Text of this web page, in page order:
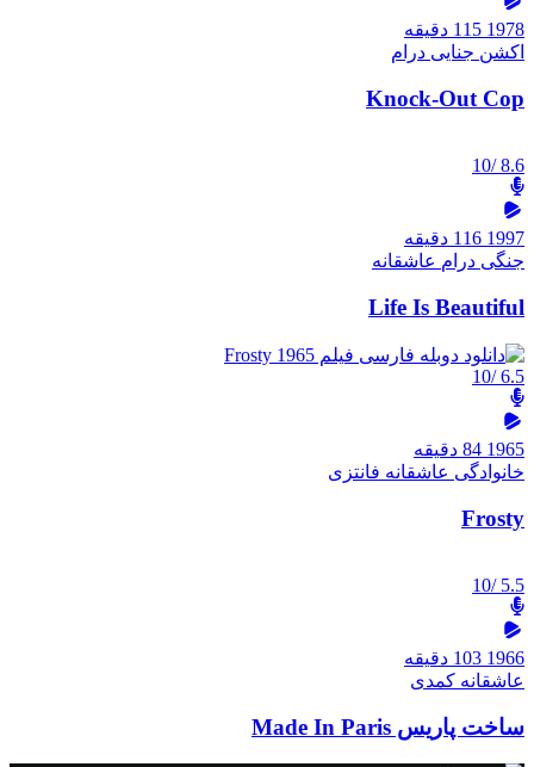
1978 115 دقیقه
اکشن جنایی درام
Knock-Out Cop
8.6
/10
1997 116 دقیقه
جنگی درام عاشقانه
Life Is Beautiful
6.5
/10
1965 84 دقیقه
خانوادگی عاشقانه فانتزی
Frosty
5.5
/10
1966 103 دقیقه
عاشقانه کمدی
ساخت پاریس Made In Paris